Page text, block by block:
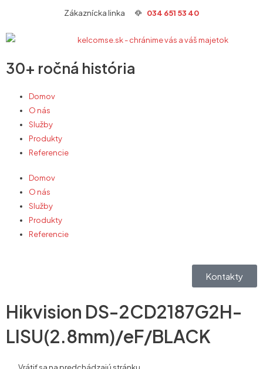
obsah
Zákaznícka linka 034 651 53 40
30+ ročná história
Domov
O nás
Služby
Produkty
Referencie
Domov
O nás
Služby
Produkty
Referencie
Kontakty
Hikvision DS-2CD2187G2H-
LISU(2.8mm)/eF/BLACK
Vrátiť sa na predchádzajú stránku